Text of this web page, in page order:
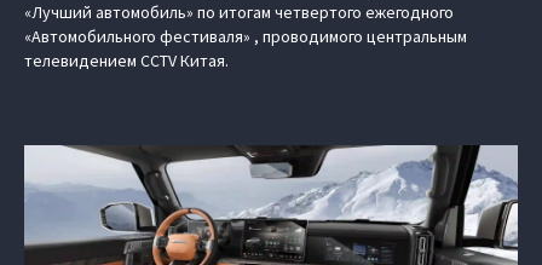
«Лучший автомобиль» по итогам четвертого ежегодного
«Автомобильного фестиваля» , проводимого центральным
телевидением CCTV Китая.